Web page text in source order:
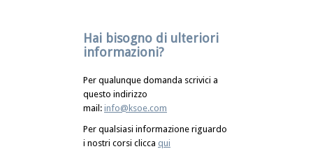
Hai bisogno di ulteriori
informazioni?
Per qualunque domanda scrivici a
questo indirizzo
mail: info@ksoe.com
Per qualsiasi informazione riguardo
i nostri corsi clicca qui